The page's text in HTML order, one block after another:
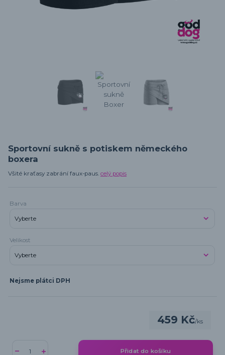
Sportovní sukně s potiskem německého
boxera
Všité kraťasy zabrání faux-paus. celý popis
Barva
Velikost
Nejsme plátci DPH
459 Kč/ks
Přidat do košíku